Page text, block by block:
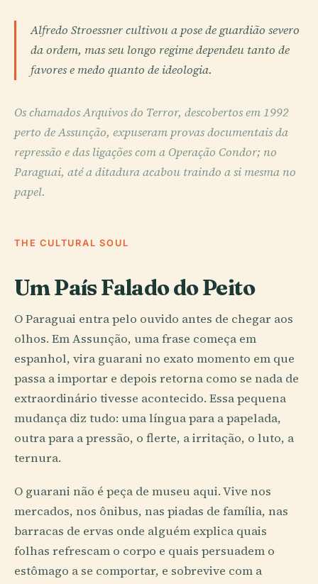
Alfredo Stroessner cultivou a pose de guardião severo
da ordem, mas seu longo regime dependeu tanto de
favores e medo quanto de ideologia.
Os chamados Arquivos do Terror, descobertos em 1992
perto de Assunção, expuseram provas documentais da
repressão e das ligações com a Operação Condor; no
Paraguai, até a ditadura acabou traindo a si mesma no
papel.
THE CULTURAL SOUL
Um País Falado do Peito
O Paraguai entra pelo ouvido antes de chegar aos
olhos. Em Assunção, uma frase começa em
espanhol, vira guarani no exato momento em que
passa a importar e depois retorna como se nada de
extraordinário tivesse acontecido. Essa pequena
mudança diz tudo: uma língua para a papelada,
outra para a pressão, o flerte, a irritação, o luto, a
ternura.
O guarani não é peça de museu aqui. Vive nos
mercados, nos ônibus, nas piadas de família, nas
barracas de ervas onde alguém explica quais
folhas refrescam o corpo e quais persuadem o
estômago a se comportar, e sobrevive com a